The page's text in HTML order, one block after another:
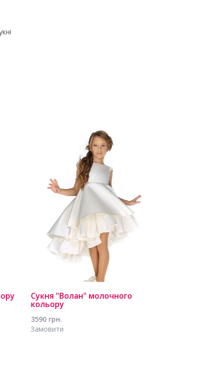
Сукня "Волан" молочного
кольору
3590 грн.
Замовити